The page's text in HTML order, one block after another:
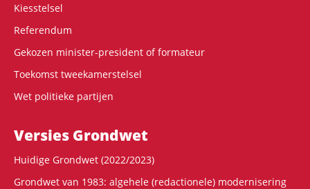
Kiesstelsel
Referendum
Gekozen minister-president of formateur
Toekomst tweekamerstelsel
Wet politieke partijen
Versies Grondwet
Huidige Grondwet (2022/2023)
Grondwet van 1983: algehele (redactionele) modernisering